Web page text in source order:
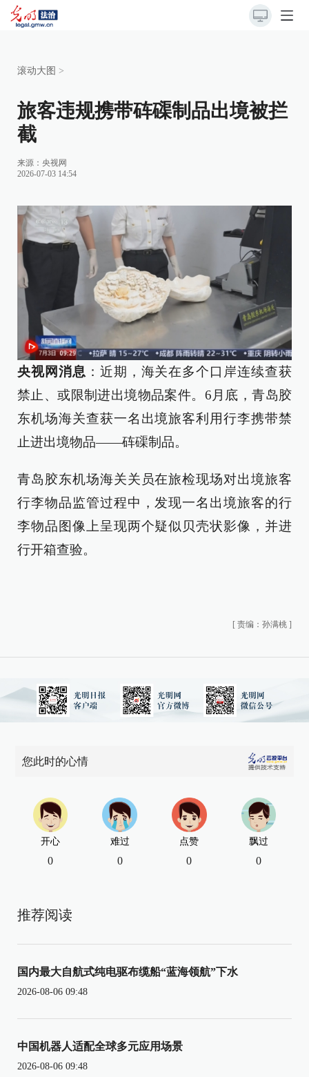
滚动大图 >
旅客违规携带砗磲制品出境被拦
截
来源： 央视网
2026-07-03 14:54
央视网消息 ：近期，海关在多个口岸连续查获
禁止、或限制进出境物品案件。6月底，青岛胶
东机场海关查获一名出境旅客利用行李携带禁
止进出境物品——砗磲制品。
青岛胶东机场海关关员在旅检现场对出境旅客
行李物品监管过程中，发现一名出境旅客的行
李物品图像上呈现两个疑似贝壳状影像，并进
行开箱查验。
[ 责编：孙满桃 ]
您此时的心情
开心
0
难过
0
点赞
0
飘过
0
推荐阅读
国内最大自航式纯电驱布缆船“蓝海领航”下水
2026-08-06 09:48
中国机器人适配全球多元应用场景
2026-08-06 09:48